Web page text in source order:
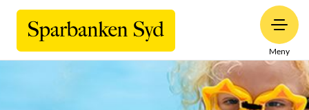
Meny